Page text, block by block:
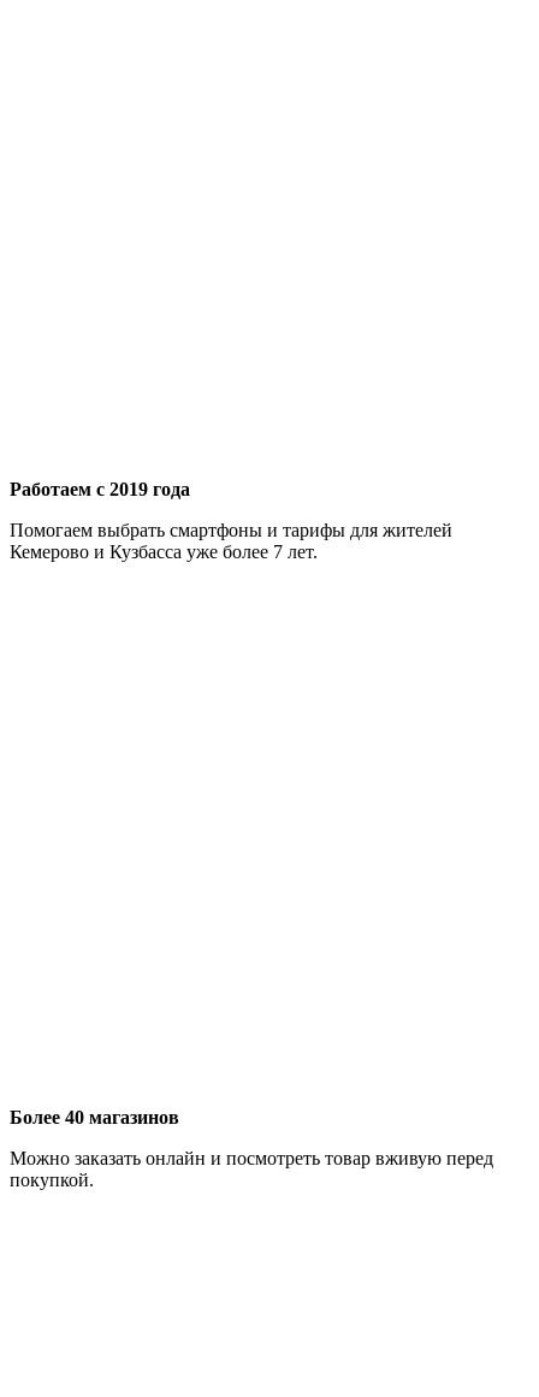
Работаем с 2019 года
Помогаем выбрать смартфоны и тарифы для жителей
Кемерово и Кузбасса уже более 7 лет.
Более 40 магазинов
Можно заказать онлайн и посмотреть товар вживую перед
покупкой.